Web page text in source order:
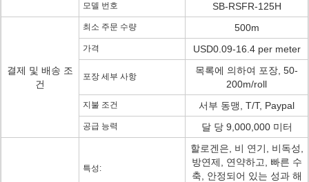
모델 번호 SB-RSFR-125H
결제 및 배송 조
건
최소 주문 수량 500m
가격 USD0.09-16.4 per meter
포장 세부 사항
목록에 의하여 포장, 50-
200m/roll
지불 조건 서부 동맹, T/T, Paypal
공급 능력 달 당 9,000,000 미터
특성:
할로겐은, 비 연기, 비독성,
방연제, 연약하고, 빠른 수
축, 안정되어 있는 성과 해